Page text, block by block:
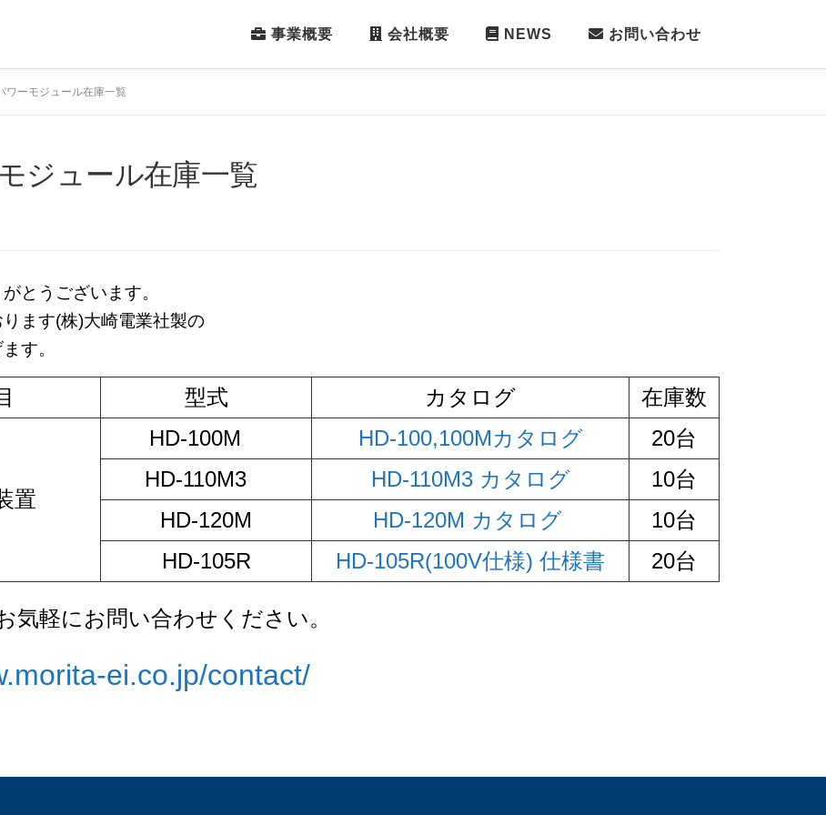
事業概要 会社概要 NEWS お問い合わせ
ーモジュール在庫一覧
ジュール在庫一覧
とうございます。
ます(株)大崎電業社製の
す。
型式 カタログ 在庫数
置
HD-100M HD-100,100Mカタログ
20台
HD-110M3
HD-110M3 カタログ
10台
HD-120M
HD-120M カタログ
10台
HD-105R
HD-105R(100V仕様) 仕様書 20台
気軽にお問い合わせください。
ei.co.jp/contact/